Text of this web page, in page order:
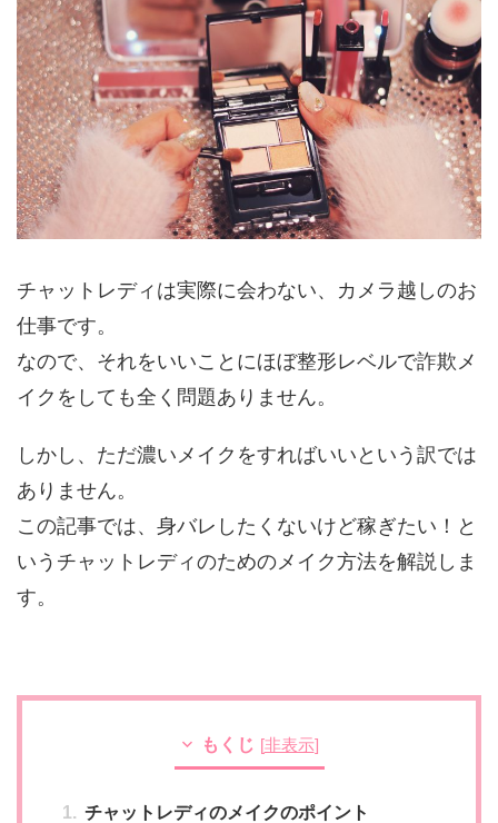
チャットレディは実際に会わない、カメラ越しのお
仕事です。
なので、それをいいことにほぼ整形レベルで詐欺メ
イクをしても全く問題ありません。
しかし、ただ濃いメイクをすればいいという訳では
ありません。
この記事では、 身バレしたくないけど稼ぎたい！ と
いうチャットレディのためのメイク方法を解説しま
す。
もくじ [非表示]
チャットレディのメイクのポイント